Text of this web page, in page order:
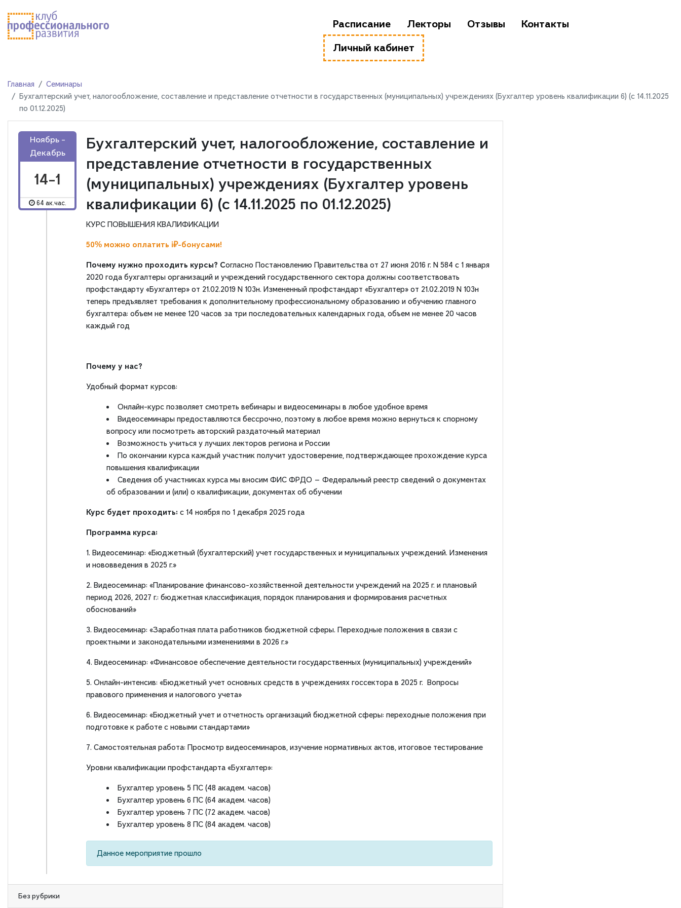
Расписание Лекторы Отзывы Контакты
Личный кабинет
Главная
Семинары
Бухгалтерский учет, налогообложение, составление и представление отчетности в государственных (муниципальных) учреждениях (Бухгалтер уровень квалификации 6) (с 14.11.2025
по 01.12.2025)
Ноябрь -
Декабрь
14-1
64 ак.час.
Бухгалтерский учет, налогообложение, составление и
представление отчетности в государственных
(муниципальных) учреждениях (Бухгалтер уровень
квалификации 6) (с 14.11.2025 по 01.12.2025)
КУРС ПОВЫШЕНИЯ КВАЛИФИКАЦИИ
50% можно оплатить i₽-бонусами!
Почему нужно проходить курсы? Согласно Постановлению Правительства от 27 июня 2016 г. N 584 с 1 января
2020 года бухгалтеры организаций и учреждений государственного сектора должны соответствовать
профстандарту «Бухгалтер» от 21.02.2019 N 103н. Измененный профстандарт «Бухгалтер» от 21.02.2019 N 103н
теперь предъявляет требования к дополнительному профессиональному образованию и обучению главного
бухгалтера: объем не менее 120 часов за три последовательных календарных года, объем не менее 20 часов
каждый год
Почему у нас?
Удобный формат курсов:
Онлайн-курс позволяет смотреть вебинары и видеосеминары в любое удобное время
Видеосеминары предоставляются бессрочно, поэтому в любое время можно вернуться к спорному
вопросу или посмотреть авторский раздаточный материал
Возможность учиться у лучших лекторов региона и России
По окончании курса каждый участник получит удостоверение, подтверждающее прохождение курса
повышения квалификации
Сведения об участниках курса мы вносим ФИС ФРДО — Федеральный реестр сведений о документах
об образовании и (или) о квалификации, документах об обучении
Курс будет проходить: с 14 ноября по 1 декабря 2025 года
Программа курса:
1. Видеосеминар: «Бюджетный (бухгалтерский) учет государственных и муниципальных учреждений. Изменения
и нововведения в 2025 г.»
2. Видеосеминар: «Планирование финансово-хозяйственной деятельности учреждений на 2025 г. и плановый
период 2026, 2027 г.: бюджетная классификация, порядок планирования и формирования расчетных
обоснований»
3. Видеосеминар: «Заработная плата работников бюджетной сферы. Переходные положения в связи с
проектными и законодательными изменениями в 2026 г.»
4. Видеосеминар: «Финансовое обеспечение деятельности государственных (муниципальных) учреждений»
5. Онлайн-интенсив: «Бюджетный учет основных средств в учреждениях госсектора в 2025 г. Вопросы
правового применения и налогового учета»
6. Видеосеминар: «Бюджетный учет и отчетность организаций бюджетной сферы: переходные положения при
подготовке к работе с новыми стандартами»
7. Самостоятельная работа: Просмотр видеосеминаров, изучение нормативных актов, итоговое тестирование
Уровни квалификации профстандарта «Бухгалтер»:
Бухгалтер уровень 5 ПС (48 академ. часов)
Бухгалтер уровень 6 ПС (64 академ. часов)
Бухгалтер уровень 7 ПС (72 академ. часов)
Бухгалтер уровень 8 ПС (84 академ. часов)
Данное мероприятие прошло
Без рубрики